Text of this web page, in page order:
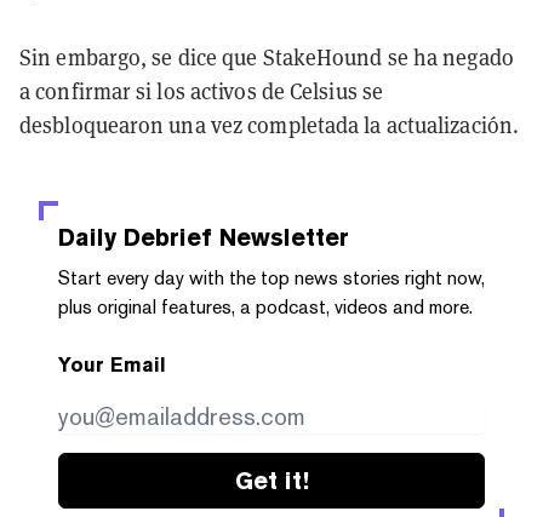
Sin embargo, se dice que StakeHound se ha negado
a confirmar si los activos de Celsius se
desbloquearon una vez completada la actualización.
Daily Debrief Newsletter
Start every day with the top news stories right now,
plus original features, a podcast, videos and more.
Your Email
Get it!